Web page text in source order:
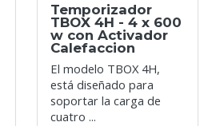
Temporizador
TBOX 4H - 4 x 600
w con Activador
Calefaccion
El modelo TBOX 4H,
está diseñado para
soportar la carga de
cuatro ...